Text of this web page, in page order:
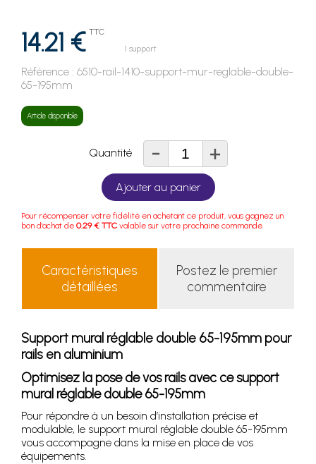
14.21 € TTC
1 support
Référence : 6510-rail-1410-support-mur-reglable-double-
65-195mm
Article disponible
Quantité - +
Ajouter au panier
Pour récompenser votre fidélité en achetant ce produit, vous gagnez un
bon d'achat de 0.29 € TTC valable sur votre prochaine commande.
Caractéristiques
détaillées
Postez le premier
commentaire
Support mural réglable double 65-195mm pour
rails en aluminium
Optimisez la pose de vos rails avec ce support
mural réglable double 65-195mm
Pour répondre à un besoin d’installation précise et
modulable, le support mural réglable double 65-195mm
vous accompagne dans la mise en place de vos
équipements.